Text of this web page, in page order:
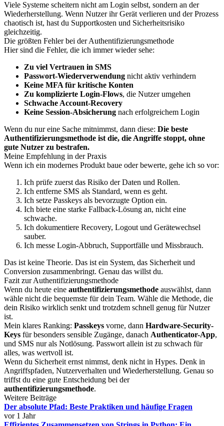
Viele Systeme scheitern nicht am Login selbst, sondern an der
Wiederherstellung. Wenn Nutzer ihr Gerät verlieren und der Prozess
chaotisch ist, hast du Supportkosten und Sicherheitsrisiko
gleichzeitig.
Die größten Fehler bei der Authentifizierungsmethode
Hier sind die Fehler, die ich immer wieder sehe:
Zu viel Vertrauen in SMS
Passwort-Wiederverwendung nicht aktiv verhindern
Keine MFA für kritische Konten
Zu komplizierte Login-Flows, die Nutzer umgehen
Schwache Account-Recovery
Keine Session-Absicherung nach erfolgreichem Login
Wenn du nur eine Sache mitnimmst, dann diese: Die beste
Authentifizierungsmethode ist die, die Angriffe stoppt, ohne
gute Nutzer zu bestrafen.
Meine Empfehlung in der Praxis
Wenn ich ein modernes Produkt baue oder bewerte, gehe ich so vor:
Ich prüfe zuerst das Risiko der Daten und Rollen.
Ich entferne SMS als Standard, wenn es geht.
Ich setze Passkeys als bevorzugte Option ein.
Ich biete eine starke Fallback-Lösung an, nicht eine
schwache.
Ich dokumentiere Recovery, Logout und Gerätewechsel
sauber.
Ich messe Login-Abbruch, Supportfälle und Missbrauch.
Das ist keine Theorie. Das ist ein System, das Sicherheit und
Conversion zusammenbringt. Genau das willst du.
Fazit zur Authentifizierungsmethode
Wenn du heute eine authentifizierungsmethode auswählst, dann
wähle nicht die bequemste für dein Team. Wähle die Methode, die
dein Risiko wirklich senkt und trotzdem schnell genug für Nutzer
ist.
Mein klares Ranking: Passkeys vorne, dann Hardware-Security-
Keys für besonders sensible Zugänge, danach Authenticator-App,
und SMS nur als Notlösung. Passwort allein ist zu schwach für
alles, was wertvoll ist.
Wenn du Sicherheit ernst nimmst, denk nicht in Hypes. Denk in
Angriffspfaden, Nutzerverhalten und Wiederherstellung. Genau so
triffst du eine gute Entscheidung bei der
authentifizierungsmethode.
Weitere Beiträge
Der absolute Pfad: Beste Praktiken und häufige Fragen
vor 1 Jahr